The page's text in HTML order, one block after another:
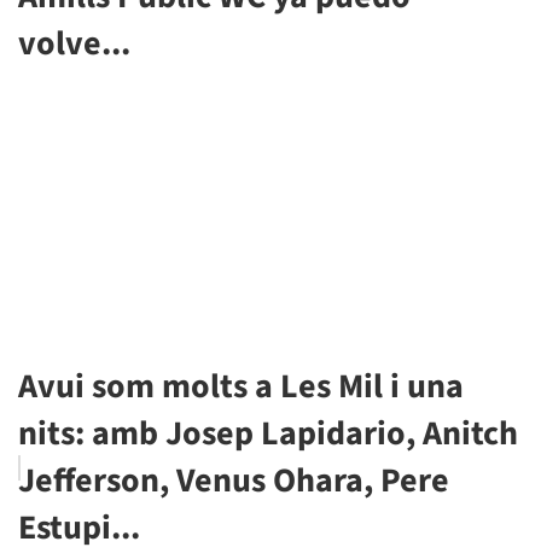
volve...
Avui som molts a Les Mil i una
nits: amb Josep Lapidario, Anitch
Jefferson, Venus Ohara, Pere
Estupi...